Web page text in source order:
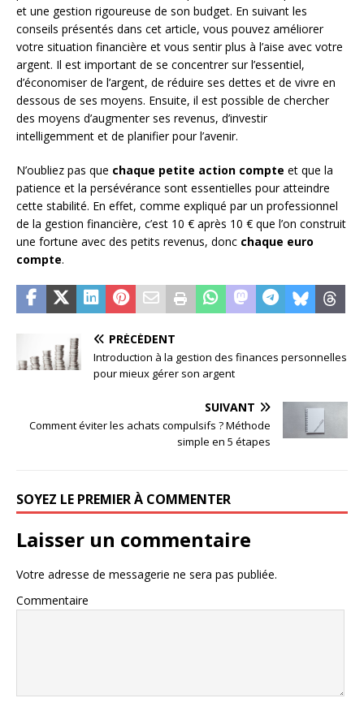
et une gestion rigoureuse de son budget. En suivant les
conseils présentés dans cet article, vous pouvez améliorer
votre situation financière et vous sentir plus à l’aise avec votre
argent. Il est important de se concentrer sur l’essentiel,
d’économiser de l’argent, de réduire ses dettes et de vivre en
dessous de ses moyens. Ensuite, il est possible de chercher
des moyens d’augmenter ses revenus, d’investir
intelligemment et de planifier pour l’avenir.
N’oubliez pas que chaque petite action compte et que la
patience et la persévérance sont essentielles pour atteindre
cette stabilité. En effet, comme expliqué par un professionnel
de la gestion financière, c’est 10 € après 10 € que l’on construit
une fortune avec des petits revenus, donc chaque euro
compte.
PRÉCÉDENT
Introduction à la gestion des finances personnelles
pour mieux gérer son argent
SUIVANT
Comment éviter les achats compulsifs ? Méthode
simple en 5 étapes
SOYEZ LE PREMIER À COMMENTER
Laisser un commentaire
Votre adresse de messagerie ne sera pas publiée.
Commentaire